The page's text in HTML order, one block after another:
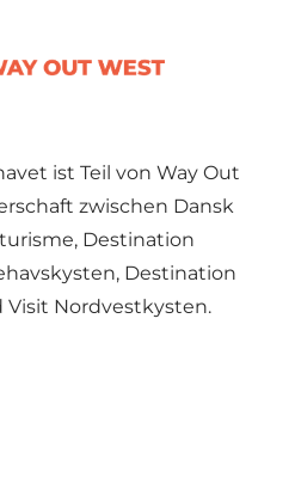
ist Teil von Way Out
zwischen Dansk
Destination
Destination
Visit Nordvestkysten.